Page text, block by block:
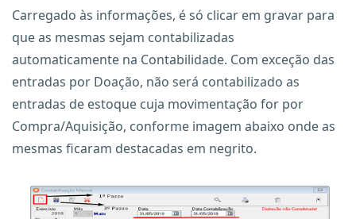
Carregado às informações, é só clicar em gravar para
que as mesmas sejam contabilizadas
automaticamente na Contabilidade. Com exceção das
entradas por Doação, não será contabilizado as
entradas de estoque cuja movimentação for por
Compra/Aquisição, conforme imagem abaixo onde as
mesmas ficaram destacadas em negrito.